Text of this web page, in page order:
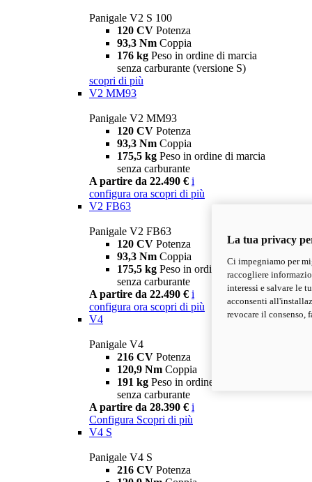
Panigale V2 S 100
120 CV Potenza
93,3 Nm Coppia
176 kg Peso in ordine di marcia
senza carburante (versione S)
scopri di più
V2 MM93
Panigale V2 MM93
120 CV Potenza
93,3 Nm Coppia
175,5 kg Peso in ordine di marcia
senza carburante
A partire da 22.490 € i
configura ora scopri di più
V2 FB63
Panigale V2 FB63
120 CV Potenza
93,3 Nm Coppia
175,5 kg Peso in ordine di marcia
senza carburante
A partire da 22.490 € i
configura ora scopri di più
V4
Panigale V4
216 CV Potenza
120,9 Nm Coppia
191 kg Peso in ordine di marcia
senza carburante
A partire da 28.390 € i
Configura Scopri di più
V4 S
Panigale V4 S
216 CV Potenza
La tua privacy
Ci impegniamo per
raccogliere
interessi e salvare le
acconsenti
revocare il consenso,